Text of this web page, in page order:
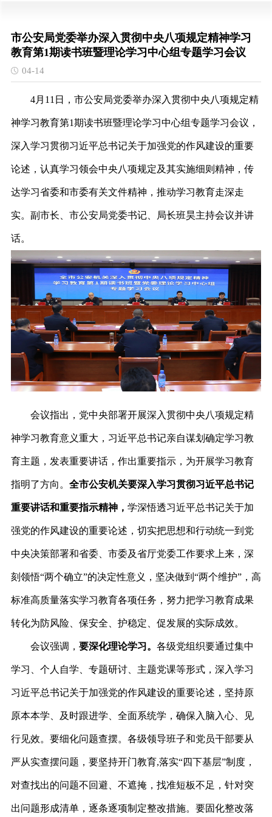
市公安局党委举办深入贯彻中央八项规定精神学习
教育第1期读书班暨理论学习中心组专题学习会议
04-14
4月11日，市公安局党委举办深入贯彻中央八项规定精
神学习教育第1期读书班暨理论学习中心组专题学习会议，
深入学习贯彻习近平总书记关于加强党的作风建设的重要
论述，认真学习领会中央八项规定及其实施细则精神，传
达学习省委和市委有关文件精神，推动学习教育走深走
实。副市长、市公安局党委书记、局长班昊主持会议并讲
话。
会议指出，党中央部署开展深入贯彻中央八项规定精
神学习教育意义重大，习近平总书记亲自谋划确定学习教
育主题，发表重要讲话，作出重要指示，为开展学习教育
指明了方向。 全市公安机关要深入学习贯彻习近平总书记
重要讲话和重要指示精神， 学深悟透习近平总书记关于加
强党的作风建设的重要论述，切实把思想和行动统一到党
中央决策部署和省委、市委及省厅党委工作要求上来，深
刻领悟“两个确立”的决定性意义，坚决做到“两个维护”，高
标准高质量落实学习教育各项任务，努力把学习教育成果
转化为防风险、保安全、护稳定、促发展的实际成效。
会议强调， 要深化理论学习。 各级党组织要通过集中
学习、个人自学、专题研讨、主题党课等形式，深入学习
习近平总书记关于加强党的作风建设的重要论述，坚持原
原本本学、及时跟进学、全面系统学，确保入脑入心、见
行见效。要细化问题查摆。各级领导班子和党员干部要从
严从实查摆问题，要坚持开门教育,落实“四下基层”制度，
对查找出的问题不回避、不遮掩，找准短板不足，针对突
出问题形成清单，逐条逐项制定整改措施。要固化整改落